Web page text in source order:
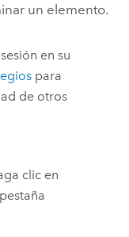
un elemento.
en su
para
de otros
clic en